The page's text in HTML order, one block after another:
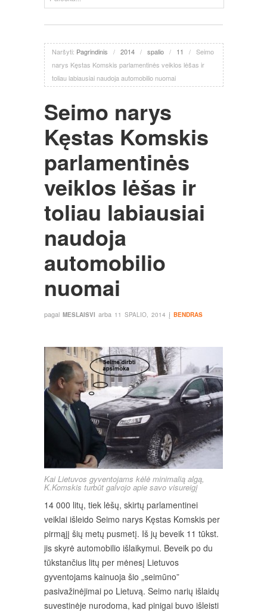
Naršyti: Pagrindinis / 2014 / spalio / 11 / Seimo
narys Kęstas Komskis parlamentinės veiklos lėšas ir
toliau labiausiai naudoja automobilio nuomai
Seimo narys
Kęstas Komskis
parlamentinės
veiklos lėšas ir
toliau labiausiai
naudoja
automobilio
nuomai
pagal MESLAISVI arba 11 SPALIO, 2014 į BENDRAS
Kai Lietuvos gyventojams kėlė minimalią algą,
K.Komskis turbūt galvojo apie savo visureigį
14 000 litų, tiek lėšų, skirtų parlamentinei
veiklai išleido Seimo narys Kęstas Komskis per
pirmąjį šių metų pusmetį. Iš jų beveik 11 tūkst.
jis skyrė automobilio išlaikymui. Beveik po du
tūkstančius litų per mėnesį Lietuvos
gyventojams kainuoja šio „seimūno”
pasivažinėjimai po Lietuvą. Seimo narių išlaidų
suvestinėje nurodoma, kad pinigai buvo išleisti